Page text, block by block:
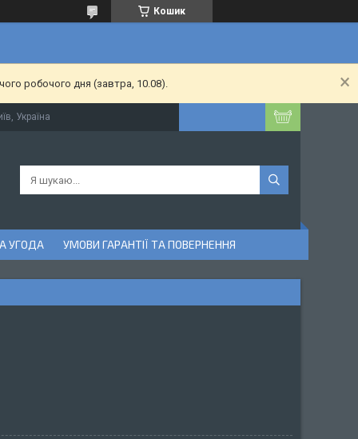
Кошик
робочого дня (завтра, 10.08).
Україна
УГОДА УМОВИ ГАРАНТІЇ ТА ПОВЕРНЕННЯ